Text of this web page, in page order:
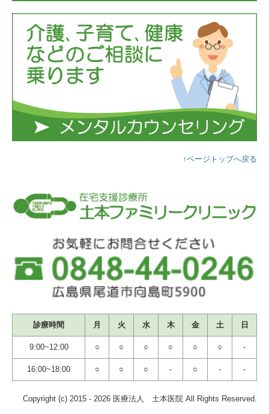
↑ページトップへ戻る
診療時間 月 火 水 木 金 土 日
9:00~12:00 ○ ○ ○ ○ ○ ○ -
16:00~18:00 ○ ○ ○ - ○ - -
Copyright (c) 2015 - 2026 医療法人 土本医院 All Rights Reserved.